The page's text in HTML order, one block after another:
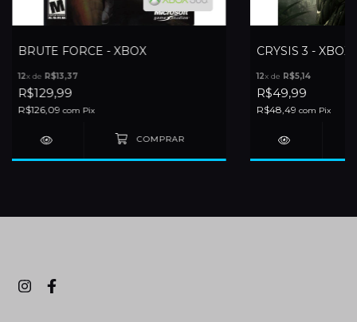
BRUTE FORCE - XBOX
12x de R$13,37
R$129,99
R$126,09com Pix
CRYSIS 3 - XBOX
12x de R$5,14
R$49,99
R$48,49 com Pix